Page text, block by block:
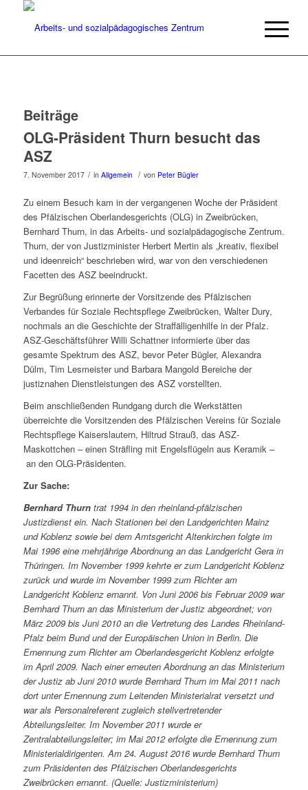
Beiträge
OLG-Präsident Thurn besucht das
ASZ
7. November 2017 / in Allgemein / von Peter Bügler
Zu einem Besuch kam in der vergangenen Woche der Präsident
des Pfälzischen Oberlandesgerichts (OLG) in Zweibrücken,
Bernhard Thurn, in das Arbeits- und sozialpädagogische Zentrum.
Thurn, der von Justizminister Herbert Mertin als „kreativ, flexibel
und ideenreich“ beschrieben wird, war von den verschiedenen
Facetten des ASZ beeindruckt.
Zur Begrüßung erinnerte der Vorsitzende des Pfälzischen
Verbandes für Soziale Rechtspflege Zweibrücken, Walter Dury,
nochmals an die Geschichte der Straffälligenhilfe in der Pfalz.
ASZ-Geschäftsführer Willi Schattner informierte über das
gesamte Spektrum des ASZ, bevor Peter Bügler, Alexandra
Dülm, Tim Lesmeister und Barbara Mangold Bereiche der
justiznahen Dienstleistungen des ASZ vorstellten.
Beim anschließenden Rundgang durch die Werkstätten
überreichte die Vorsitzenden des Pfälzischen Vereins für Soziale
Rechtspflege Kaiserslautern, Hiltrud Strauß, das ASZ-
Maskottchen – einen Sträfling mit Engelsflügeln aus Keramik –
an den OLG-Präsidenten.
Zur Sache:
Bernhard Thurn trat 1994 in den rheinland-pfälzischen
Justizdienst ein. Nach Stationen bei den Landgerichten Mainz
und Koblenz sowie bei dem Amtsgericht Altenkirchen folgte im
Mai 1996 eine mehrjährige Abordnung an das Landgericht Gera in
Thüringen. Im November 1999 kehrte er zum Landgericht Koblenz
zurück und wurde im November 1999 zum Richter am
Landgericht Koblenz ernannt. Von Juni 2006 bis Februar 2009 war
Bernhard Thurn an das Ministerium der Justiz abgeordnet; von
März 2009 bis Juni 2010 an die Vertretung des Landes Rheinland-
Pfalz beim Bund und der Europäischen Union in Berlin. Die
Ernennung zum Richter am Oberlandesgericht Koblenz erfolgte
im April 2009. Nach einer erneuten Abordnung an das Ministerium
der Justiz ab Juni 2010 wurde Bernhard Thurn im Mai 2011 nach
dort unter Ernennung zum Leitenden Ministerialrat versetzt und
war als Personalreferent zugleich stellvertretender
Abteilungsleiter. Im November 2011 wurde er
Zentralabteilungsleiter; im Mai 2012 erfolgte die Ernennung zum
Ministerialdirigenten. Am 24. August 2016 wurde Bernhard Thurn
zum Präsidenten des Pfälzischen Oberlandesgerichts
Zweibrücken ernannt. (Quelle: Justizministerium)